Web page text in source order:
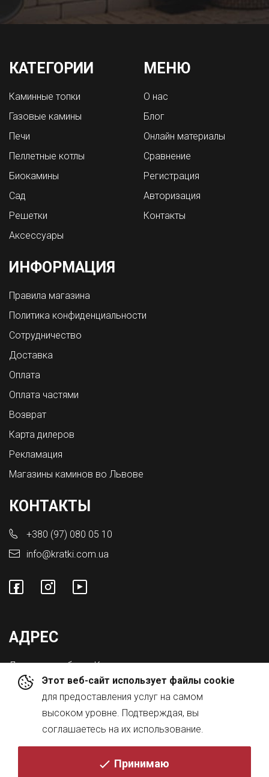
Этот веб-сайт использует файлы cookie
для предоставления услуг на самом
высоком уровне. Подтверждая, вы
соглашаетесь на их использование.
Принимаю
КАТЕГОРИИ
Каминные топки
Газовые камины
Печи
Пеллетные котлы
Биокамины
Сад
Решетки
Аксессуары
МЕНЮ
О нас
Блог
Онлайн материалы
Сравнение
Регистрация
Авторизация
Контакты
ИНФОРМАЦИЯ
Правила магазина
Политика конфиденциальности
Сотрудничество
Доставка
Оплата
Оплата частями
Возврат
Карта дилеров
Рекламация
Магазины каминов во Львове
КОНТАКТЫ
+380 (97) 080 05 10
info@kratki.com.ua
АДРЕС
Львовская обл., с. Конопниця,
ул. Городоцкая 8а